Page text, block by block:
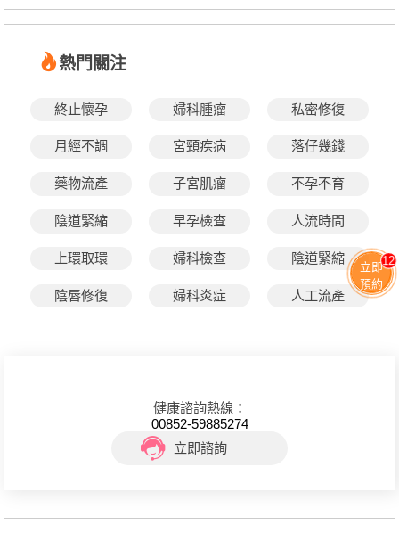
熱門關注
終止懷孕 婦科腫瘤 私密修復
月經不調 宮頸疾病 落仔幾錢
藥物流產 子宮肌瘤 不孕不育
陰道緊縮 早孕檢查 人流時間
上環取環 婦科檢查 陰道緊縮
陰唇修復 婦科炎症 人工流產
健康諮詢熱線：
00852-59885274
立即諮詢
立即
預約
12